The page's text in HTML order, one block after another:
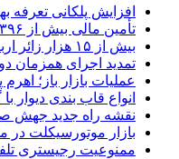
افزایش پلکانی
تأمین مالی بیش از ۳۹۶ هزار واحد نهضت ملی توسط بانک مسکن
بیش از ۱۵ هزار زائر اربعین به البرز بازگشتند
تمدید اجرای همزمان دو ویرایش مبحث ۱۹
عملیات بازار باز؛
انواع قاب بندی
نقشه راه جدید جهش
بازار موتورسیکلت
ممنوعیت رجیستری